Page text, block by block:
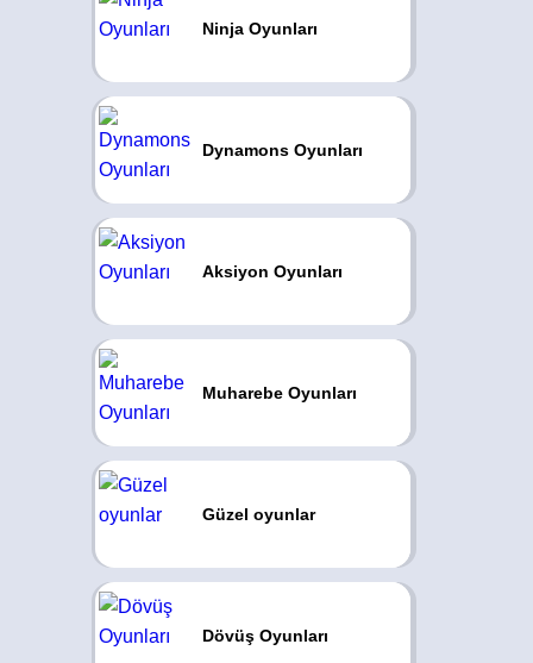
Ninja Oyunları
Dynamons Oyunları
Aksiyon Oyunları
Muharebe Oyunları
Güzel oyunlar
Dövüş Oyunları